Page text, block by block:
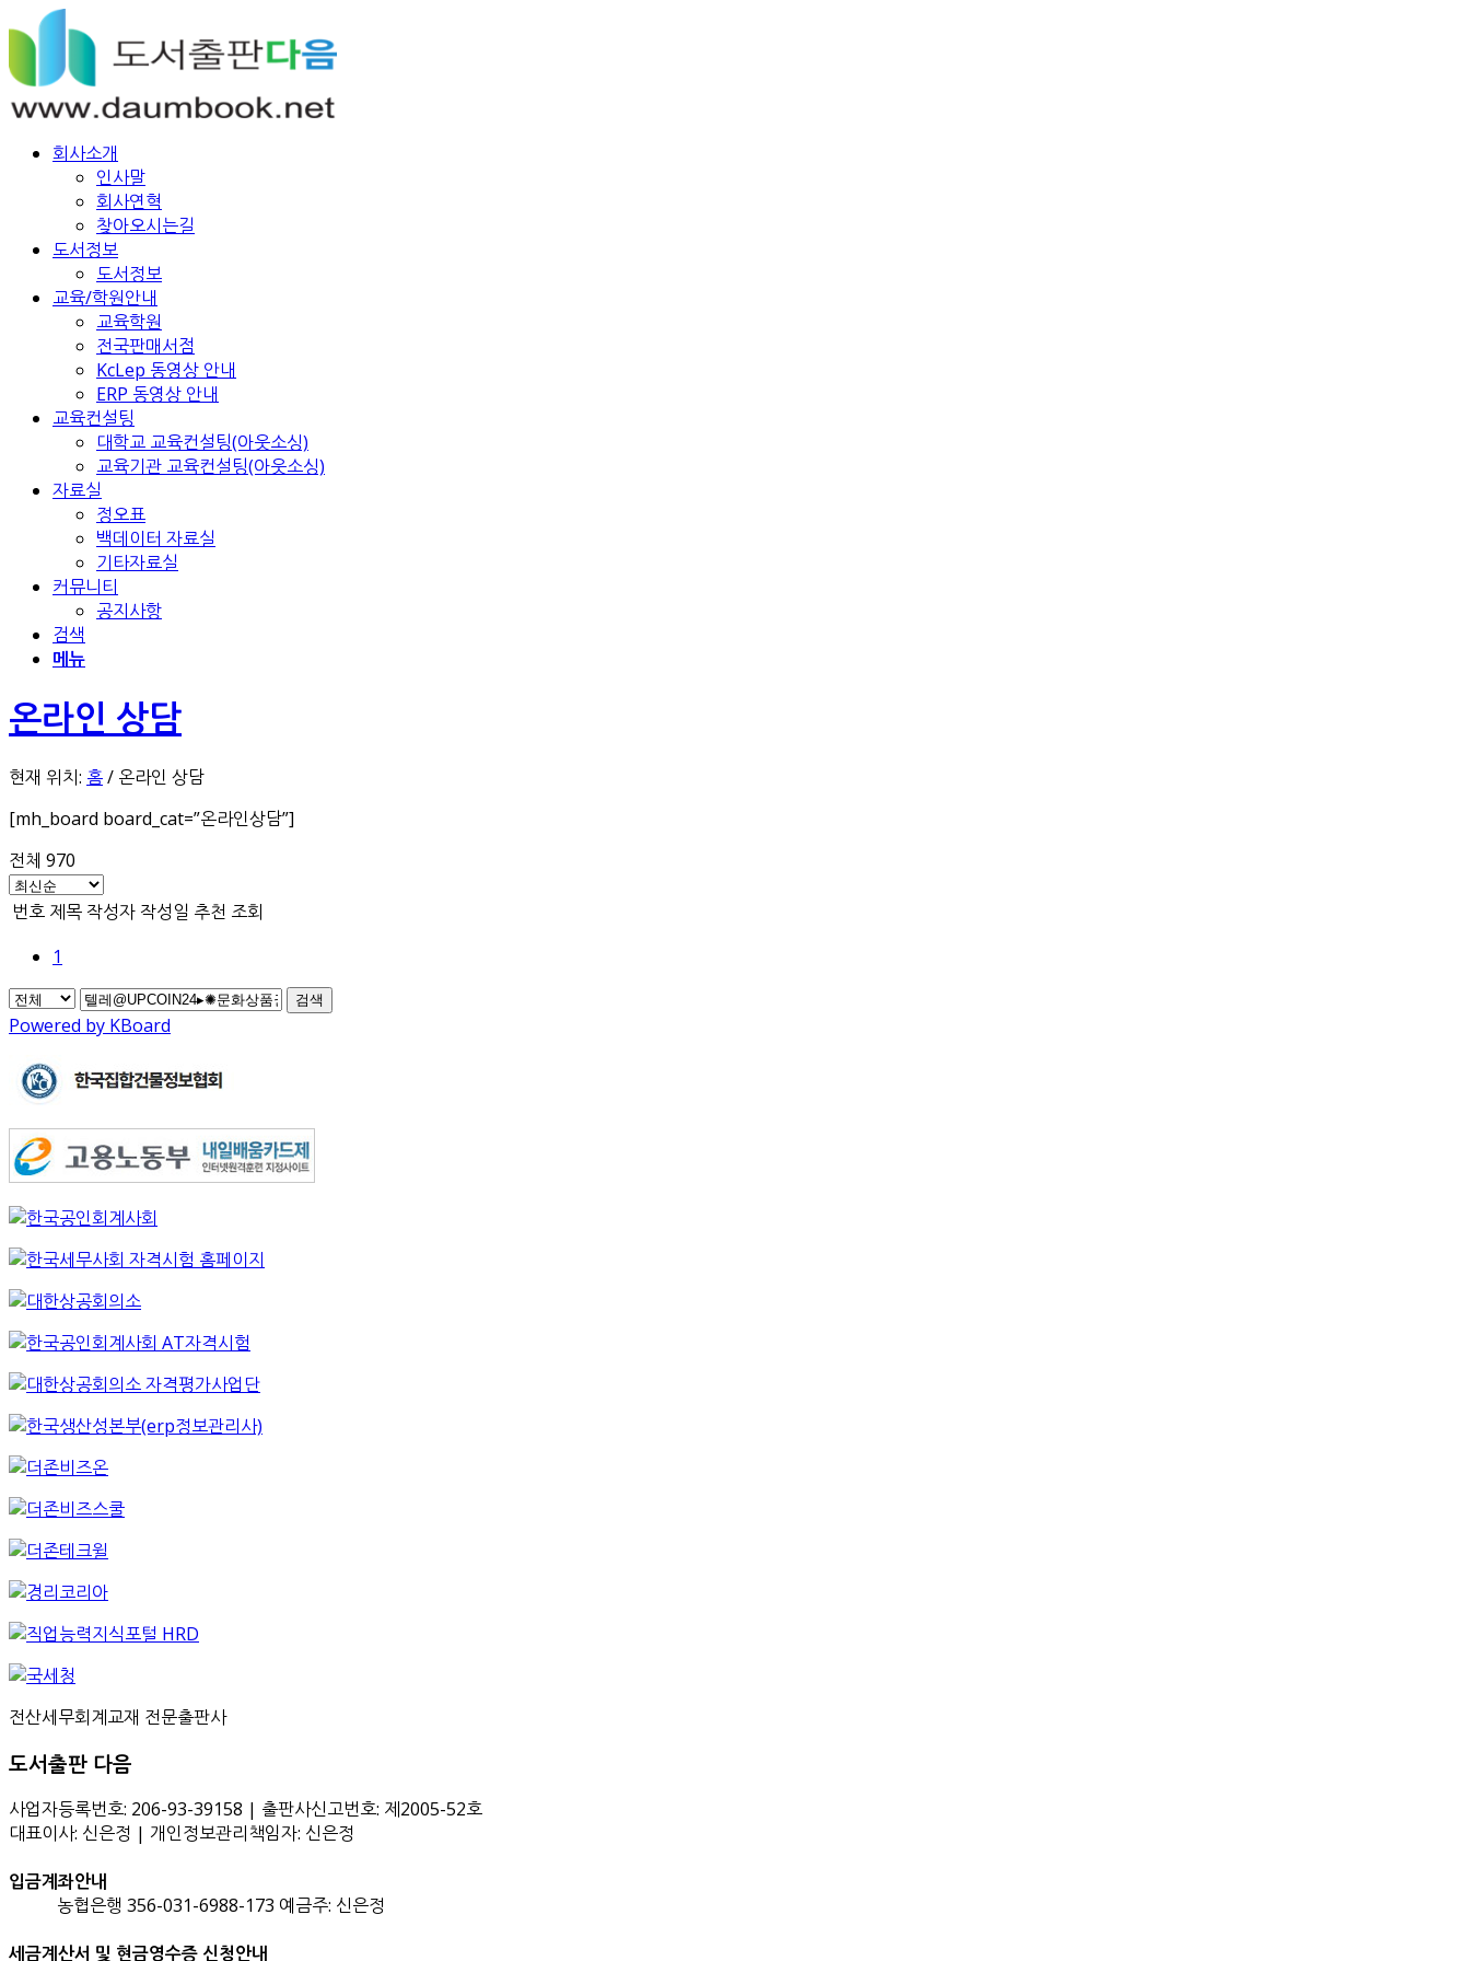
회사소개
인사말
회사연혁
찾아오시는길
도서정보
도서정보
교육/학원안내
교육학원
전국판매서점
KcLep 동영상 안내
ERP 동영상 안내
교육컨설팅
대학교 교육컨설팅(아웃소싱)
교육기관 교육컨설팅(아웃소싱)
자료실
정오표
백데이터 자료실
기타자료실
커뮤니티
공지사항
검색
메뉴
온라인 상담
현재 위치: 홈/ 온라인 상담
[mh_board board_cat=”온라인상담”]
전체 970
번호 제목 작성자 작성일 추천 조회
1
검색
Powered by KBoard
전산세무회계교재 전문출판사
도서출판 다음
사업자등록번호: 206-93-39158 | 출판사신고번호: 제2005-52호
대표이사: 신은정 | 개인정보관리책임자: 신은정
입금계좌안내
농협은행 356-031-6988-173 예금주: 신은정
세금계산서 및 현금영수증 신청안내